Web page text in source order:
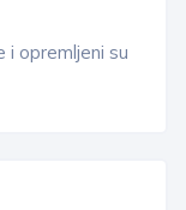
i opremljeni su